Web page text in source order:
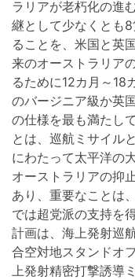
ラリアが老朽化の進
継として少なくとも
ることを、米国と英
来のオーストラリア
るために12カ月～18
のバージニア級か英
の仕様を最も満たし
とは、巡航ミサイル
にわたって太平洋の
オーストラリアの抑
あり、重要なことは
では超党派の支持を
計画は、海上発射巡
合空対地スタンドオ
上発射精密打撃誘導